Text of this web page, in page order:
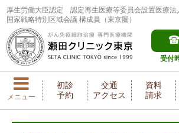
厚生労働大臣認定
認定再生医療等委員会設置医療法
国家戦略特別区域会議 構成員（東京圏）
受付
メニュー
初診
予約
交通
アクセス
資料
請求